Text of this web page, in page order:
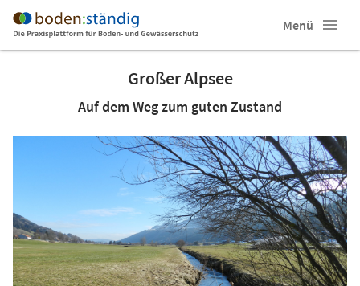
Menü
Großer Alpsee
Auf dem Weg zum guten Zustand